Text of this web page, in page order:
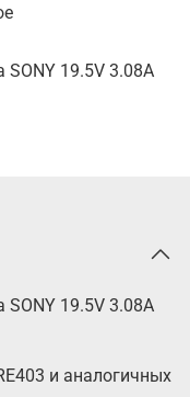
SONY 19.5V 3.08A
SONY 19.5V 3.08A
и аналогичных